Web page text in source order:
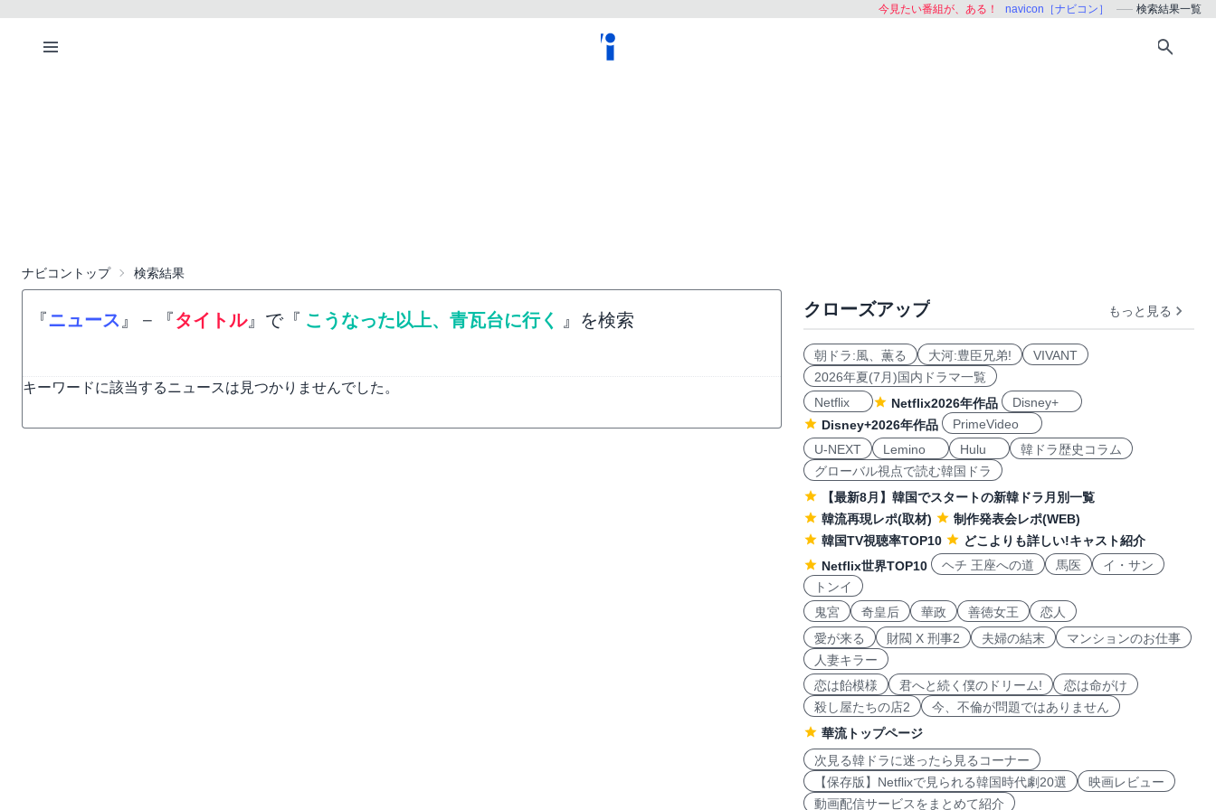
今見たい番組が、ある！ navicon［ナビコン］ 検索結果一覧
ナビコントップ 検索結果
『ニュース 』 − 『タイトル』で『 こうなった以上、青瓦台に行く 』を検索
キーワードに該当するニュースは見つかりませんでした。
クローズアップ もっと見る
朝ドラ:風、薫る 大河:豊臣兄弟!
VIVANT
2026年夏(7月)国内ドラマ一覧
Netflix
Netflix2026年作品
Disney+
Disney+2026年作品
PrimeVideo
U-NEXT
Lemino Hulu
韓ドラ歴史コラム
グローバル視点で読む韓国ドラ
【最新8月】韓国でスタートの新韓ドラ月別一覧
韓流再現レポ(取材)
制作発表会レポ(WEB)
韓国TV視聴率TOP10
どこよりも詳しい!キャスト紹介
Netflix世界TOP10
ヘチ 王座への道 馬医
イ・サン
トンイ
鬼宮
奇皇后 華政 善徳女王
恋人
愛が来る
財閥 X 刑事2 夫婦の結末
マンションのお仕事
人妻キラー
恋は飴模様
君へと続く僕のドリーム!
恋は命がけ
殺し屋たちの店2
今、不倫が問題ではありません
華流トップページ
次見る韓ドラに迷ったら見るコーナー
【保存版】Netflixで見られる韓国時代劇20選
映画レビュー
動画配信サービスをまとめて紹介